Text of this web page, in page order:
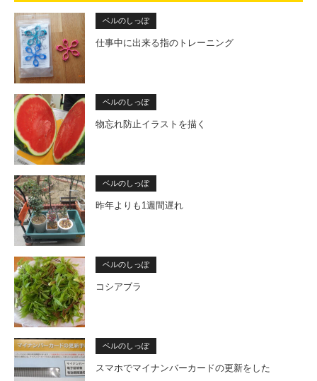
ベルのしっぽ
仕事中に出来る指のトレーニング
ベルのしっぽ
物忘れ防止イラストを描く
ベルのしっぽ
昨年よりも1週間遅れ
ベルのしっぽ
コシアブラ
ベルのしっぽ
スマホでマイナンバーカードの更新をした